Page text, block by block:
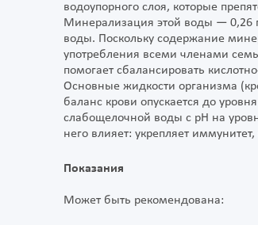
водоупорного слоя, которые
Минерализация этой воды — 0,26
воды. Поскольку содержание
употребления всеми членами
помогает сбалансировать
Основные жидкости организма
баланс крови опускается до
слабощелочной воды с pH на
него влияет: укрепляет
Показания
Может быть рекомендована: